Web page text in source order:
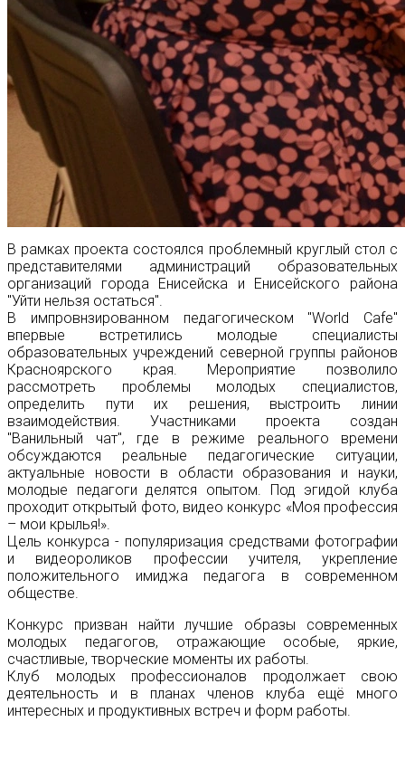
В рамках проекта состоялся проблемный круглый стол с
представителями администраций образовательных
организаций города Енисейска и Енисейского района
"Уйти нельзя остаться".
В импровнзированном педагогическом "World Cafe"
впервые встретились молодые специалисты
образовательных учреждений северной группы районов
Красноярского края. Мероприятие позволило
рассмотреть проблемы молодых специалистов,
определить пути их решения, выстроить линии
взаимодействия. Участниками проекта создан
"Ванильный чат", где в режиме реального времени
обсуждаются реальные педагогические ситуации,
актуальные новости в области образования и науки,
молодые педагоги делятся опытом. Под эгидой клуба
проходит открытый фото, видео конкурс «Моя профессия
– мои крылья!».
Цель конкурса - популяризация средствами фотографии
и видеороликов профессии учителя, укрепление
положительного имиджа педагога в современном
обществе.
Конкурс призван найти лучшие образы современных
молодых педагогов, отражающие особые, яркие,
счастливые, творческие моменты их работы.
Клуб молодых профессионалов продолжает свою
деятельность и в планах членов клуба ещё много
интересных и продуктивных встреч и форм работы.